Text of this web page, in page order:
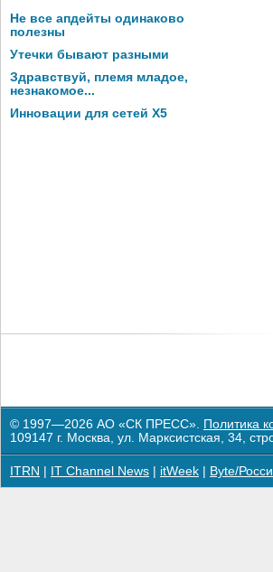
Не все апдейты одинаково
полезны
Утечки бывают разными
Здравствуй, племя младое,
незнакомое...
Инновации для сетей X5
© 1997—2026 АО «СК ПРЕСС». Политика
109147 г. Москва, ул. Марксистская, 34,
ITRN IT Channel News itWeek Byte/